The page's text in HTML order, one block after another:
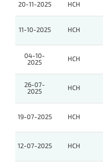
20-11-2025 HCH
11-10-2025 HCH
04-10-
2025
HCH
26-07-
2025
HCH
19-07-2025 HCH
12-07-2025 HCH